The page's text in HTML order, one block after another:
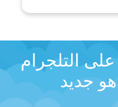
على التلجرام
جديد